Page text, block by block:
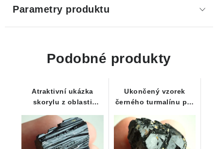
Parametry produktu
Podobné produkty
Atraktivní ukázka
skorylu z oblasti
g
Ukončený vzorek
černého turmalínu pro